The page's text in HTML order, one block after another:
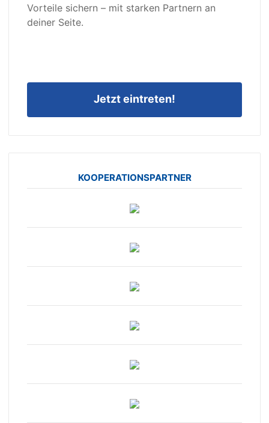
Vorteile sichern – mit starken Partnern an
deiner Seite.
Jetzt eintreten!
KOOPERATIONSPARTNER